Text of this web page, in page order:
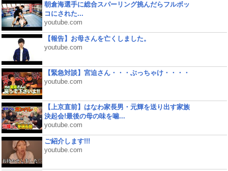
朝倉海選手に総合スパーリング挑んだらフルボッ
コにされた...
youtube.com
【報告】お母さんを亡くしました。
youtube.com
【緊急対談】宮迫さん・・・ぶっちゃけ・・・・
youtube.com
【上京直前】はなわ家長男・元輝を送り出す家族
決起会!最後の母の味を噛...
youtube.com
ご紹介します!!!
youtube.com